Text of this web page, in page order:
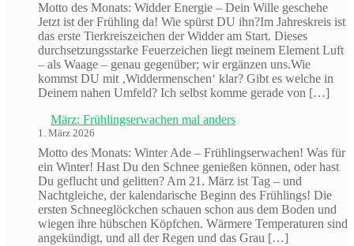
Motto des Monats: Widder Energie – Dein Wille geschehe
Jetzt ist der Frühling da! Wie spürst DU ihn?Im Jahreskreis ist
das erste Tierkreiszeichen der Widder am Start. Dieses
durchsetzungsstarke Feuerzeichen liegt meinem Element Luft
– als Waage – genau gegenüber; wir ergänzen uns.Wie
kommst DU mit ‚Widdermenschen‘ klar? Gibt es welche in
Deinem nahen Umfeld? Ich selbst komme gerade von […]
März: Frühlingserwachen mal anders
1. März 2026
Motto des Monats: Winter Ade – Frühlingserwachen! Was für
ein Winter! Hast Du den Schnee genießen können, oder hast
Du geflucht und gelitten? Am 21. März ist Tag – und
Nachtgleiche, der kalendarische Beginn des Frühlings! Die
ersten Schneeglöckchen schauen schon aus dem Boden und
wiegen ihre hübschen Köpfchen. Wärmere Temperaturen sind
angekündigt, und all der Regen und das Grau […]